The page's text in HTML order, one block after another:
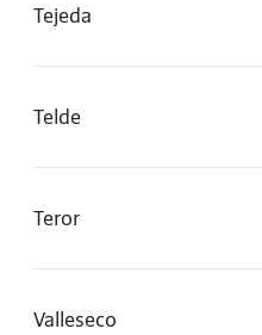
Tejeda
Telde
Teror
Valleseco